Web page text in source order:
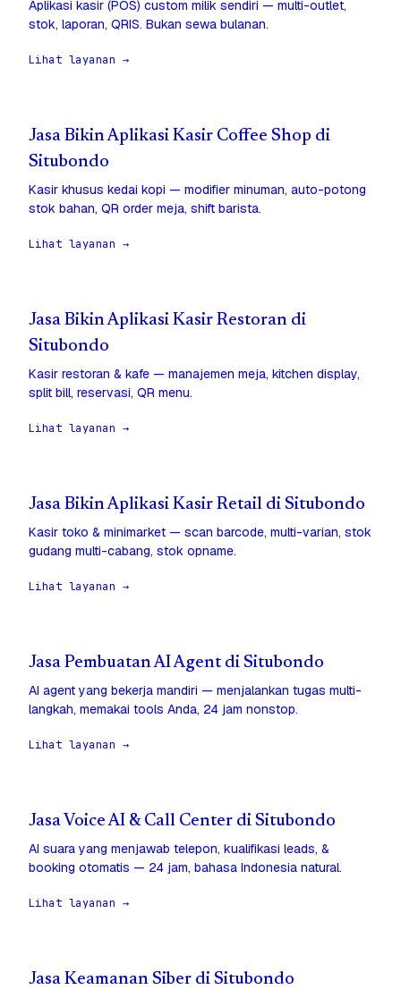
Aplikasi kasir (POS) custom milik sendiri — multi-outlet,
stok, laporan, QRIS. Bukan sewa bulanan.
Lihat layanan →
Jasa Bikin Aplikasi Kasir Coffee Shop di
Situbondo
Kasir khusus kedai kopi — modifier minuman, auto-potong
stok bahan, QR order meja, shift barista.
Lihat layanan →
Jasa Bikin Aplikasi Kasir Restoran di
Situbondo
Kasir restoran & kafe — manajemen meja, kitchen display,
split bill, reservasi, QR menu.
Lihat layanan →
Jasa Bikin Aplikasi Kasir Retail di Situbondo
Kasir toko & minimarket — scan barcode, multi-varian, stok
gudang multi-cabang, stok opname.
Lihat layanan →
Jasa Pembuatan AI Agent di Situbondo
AI agent yang bekerja mandiri — menjalankan tugas multi-
langkah, memakai tools Anda, 24 jam nonstop.
Lihat layanan →
Jasa Voice AI & Call Center di Situbondo
AI suara yang menjawab telepon, kualifikasi leads, &
booking otomatis — 24 jam, bahasa Indonesia natural.
Lihat layanan →
Jasa Keamanan Siber di Situbondo